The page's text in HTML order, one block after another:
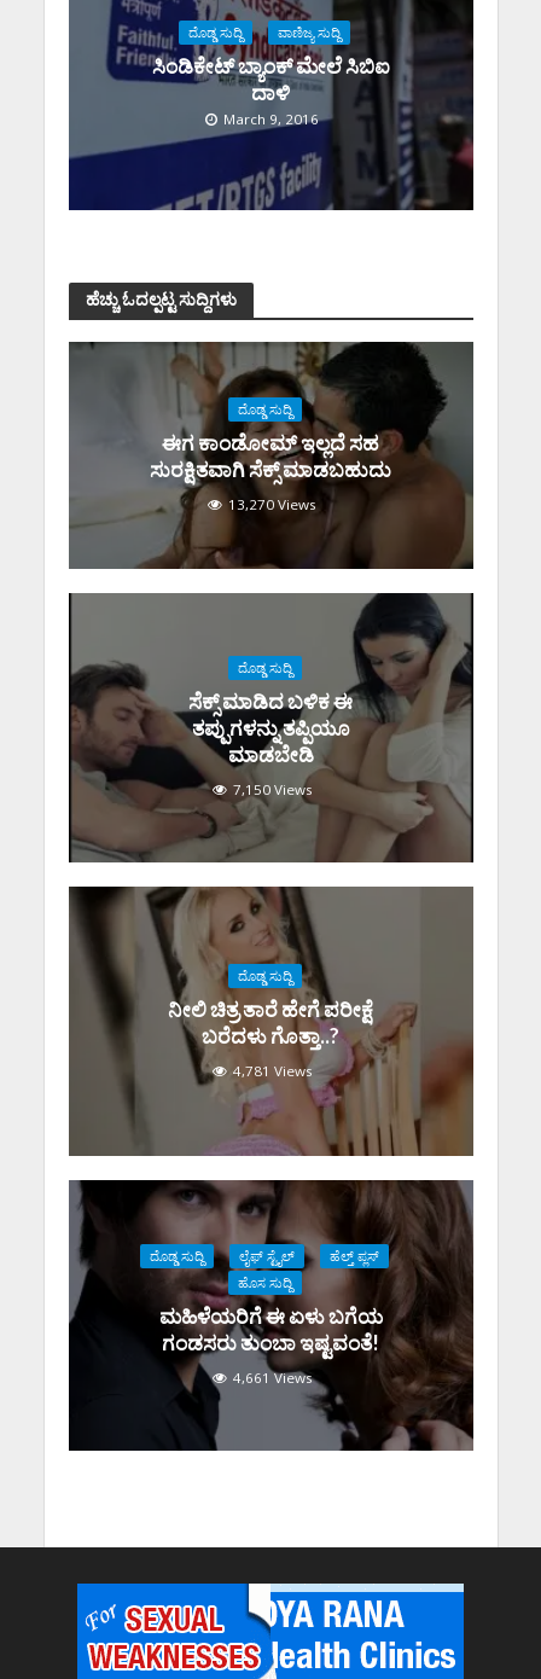
ದೊಡ್ಡ ಸುದ್ದಿ ವಾಣಿಜ್ಯ ಸುದ್ದಿ
ಸಿಂಡಿಕೇಟ್ ಬ್ಯಾಂಕ್ ಮೇಲೆ ಸಿಬಿಐ
ದಾಳಿ
March 9, 2016
ಹೆಚ್ಚು ಓದಲ್ಪಟ್ಟ ಸುದ್ದಿಗಳು
ದೊಡ್ಡ ಸುದ್ದಿ
ಈಗ ಕಾಂಡೋಮ್‌ ಇಲ್ಲದೆ ಸಹ
ಸುರಕ್ಷಿತವಾಗಿ ಸೆಕ್ಸ್‌ ಮಾಡಬಹುದು
13,270 Views
ದೊಡ್ಡ ಸುದ್ದಿ
ಸೆಕ್ಸ್‌ ಮಾಡಿದ ಬಳಿಕ ಈ
ತಪ್ಪುಗಳನ್ನು ತಪ್ಪಿಯೂ
ಮಾಡಬೇಡಿ
7,150 Views
ದೊಡ್ಡ ಸುದ್ದಿ
ನೀಲಿ ಚಿತ್ರ ತಾರೆ ಹೇಗೆ ಪರೀಕ್ಷೆ
ಬರೆದಳು ಗೊತ್ತಾ..?
4,781 Views
ದೊಡ್ಡ ಸುದ್ದಿ ಲೈಫ್ ಸ್ಟೈಲ್
ಹೆಲ್ತ್ ಪ್ಲಸ್
ಹೊಸ ಸುದ್ದಿ
ಮಹಿಳೆಯರಿಗೆ ಈ ಏಳು ಬಗೆಯ
ಗಂಡಸರು ತುಂಬಾ ಇಷ್ಟವಂತೆ!
4,661 Views